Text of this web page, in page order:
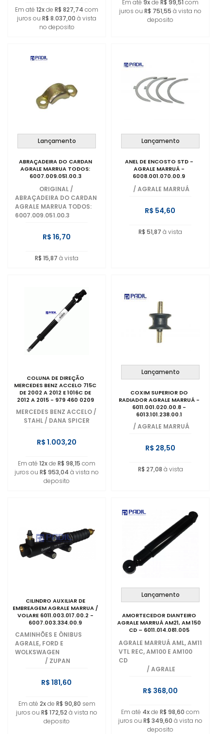
Em até 12xde R$ 827,74 com
juros ou R$ 8.037,00 à vista
no deposito
Em até 9xde R$ 99,51 com
juros ou R$ 751,55 à vista no
deposito
Lançamento
ABRAÇADEIRA DO CARDAN
AGRALE MARRUA TODOS:
6007.009.051.00.3
ORIGINAL /
ABRAÇADEIRA DO CARDAN
AGRALE MARRUA TODOS:
6007.009.051.00.3
R$ 16,70
R$ 15,87 à vista
Lançamento
ANEL DE ENCOSTO STD -
AGRALE MARRUÁ -
6008.001.070.00.9
/ AGRALE MARRUÁ
R$ 54,60
R$ 51,87 à vista
COLUNA DE DIREÇÃO
MERCEDES BENZ ACCELO 715C
DE 2002 A 2012 E 1016C DE
2012 A 2015 - 979 460 0209
MERCEDES BENZ ACCELO /
STAHL / DANA SPICER
R$ 1.003,20
Em até 12xde R$ 98,15 com
juros ou R$ 953,04 à vista no
deposito
Lançamento
COXIM SUPERIOR DO
RADIADOR AGRALE MARRUÁ -
6011.001.020.00.8 -
6013.101.238.00.1
/ AGRALE MARRUÁ
R$ 28,50
R$ 27,08 à vista
CILINDRO AUXILIAR DE
EMBREAGEM AGRALE MARRUA /
VOLARE 6011.003.017.00.2 -
6007.003.334.00.9
CAMINHÕES E ÔNIBUS
AGRALE, FORD E
WOLKSWAGEN
/ ZUPAN
R$ 181,60
Em até 2xde R$ 90,80 sem
juros ou R$ 172,52 à vista no
deposito
Lançamento
AMORTECEDOR DIANTEIRO
AGRALE MARRUÁ AM21, AM 150
CD – 6011.014.081.005
AGRALE MARRUÁ AML, AM11
VTL REC, AM100 E AM100
CD
/ AGRALE
R$ 368,00
Em até 4xde R$ 98,60 com
juros ou R$ 349,60 à vista no
deposito